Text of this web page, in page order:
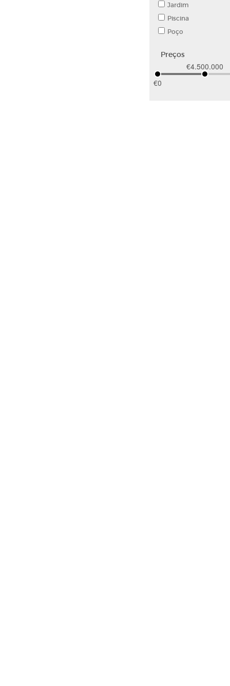
Jardim
Piscina
Poço
Preços
€0
€4.500.000